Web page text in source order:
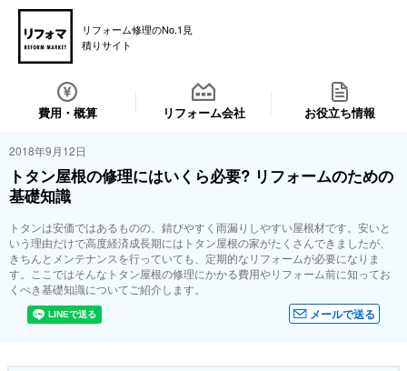
リフォーム修理のNo.1見
積りサイト
費用・概算 リフォーム会社 お役立ち情報
2018年9月12日
トタン屋根の修理にはいくら必要? リフォームのための
基礎知識
トタンは安価ではあるものの、錆びやすく雨漏りしやすい屋根材です。安いと
いう理由だけで高度経済成長期にはトタン屋根の家がたくさんできましたが、
きちんとメンテナンスを行っていても、定期的なリフォームが必要になりま
す。ここではそんなトタン屋根の修理にかかる費用やリフォーム前に知ってお
くべき基礎知識についてご紹介します。
メールで送る